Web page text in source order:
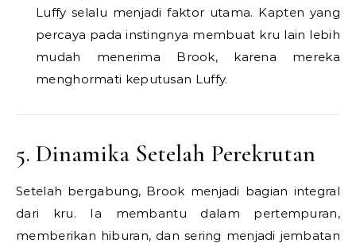
Luffy selalu menjadi faktor utama. Kapten yang
percaya pada instingnya membuat kru lain lebih
mudah menerima Brook, karena mereka
menghormati keputusan Luffy.
5. Dinamika Setelah Perekrutan
Setelah bergabung, Brook menjadi bagian integral
dari kru. Ia membantu dalam pertempuran,
memberikan hiburan, dan sering menjadi jembatan